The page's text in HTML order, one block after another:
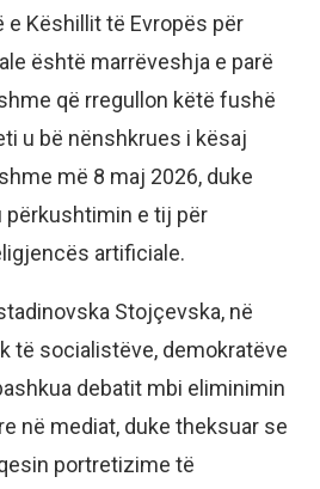
e Këshillit të Evropës për
është marrëveshja e parë
që rregullon këtë fushë
u bë nënshkrues i kësaj
më 8 maj 2026, duke
e tij për
artificiale.
Stojçevska, në
të socialistëve, demokratëve
debatit mbi eliminimin
në mediat, duke theksuar se
portretizime të